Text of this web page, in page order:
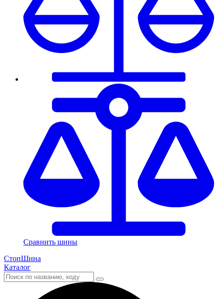
Сравнить шины
СтопШина
Каталог